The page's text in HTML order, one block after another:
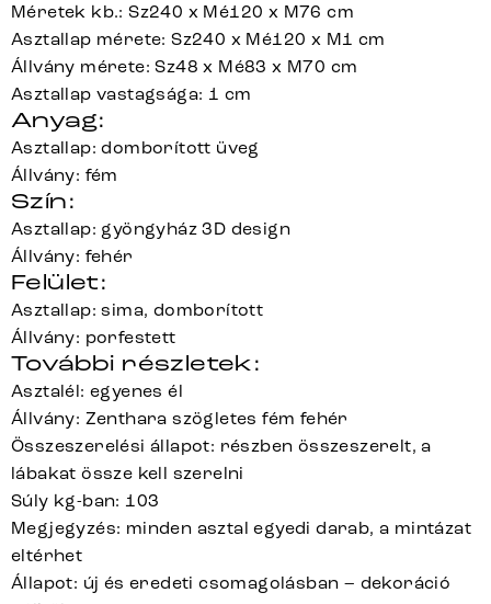
Méretek kb.: Sz240 x Mé120 x M76 cm
Asztallap mérete: Sz240 x Mé120 x M1 cm
Állvány mérete: Sz48 x Mé83 x M70 cm
Asztallap vastagsága: 1 cm
Anyag:
Asztallap: domborított üveg
Állvány: fém
Szín:
Asztallap: gyöngyház 3D design
Állvány: fehér
Felület:
Asztallap: sima, domborított
Állvány: porfestett
További részletek:
Asztalél: egyenes él
Állvány: Zenthara szögletes fém fehér
Összeszerelési állapot: részben összeszerelt, a
lábakat össze kell szerelni
Súly kg-ban: 103
Megjegyzés: minden asztal egyedi darab, a mintázat
eltérhet
Állapot: új és eredeti csomagolásban – dekoráció